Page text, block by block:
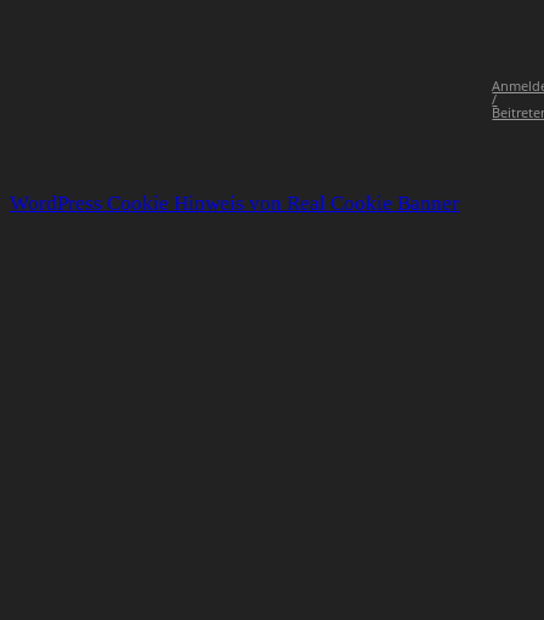
/
WordPress Cookie Hinweis von Real Cookie Banner